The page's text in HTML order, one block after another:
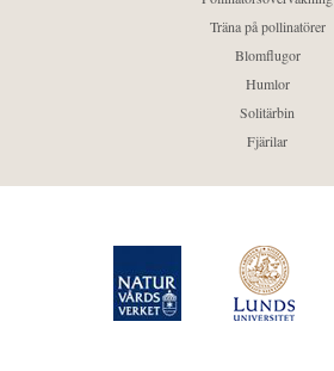
Träna på pollinatörer
Blomflugor
Humlor
Solitärbin
Fjärilar